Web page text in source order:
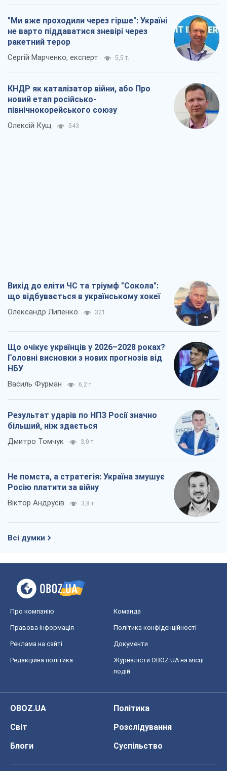
"Ми вже проходили через гірше": Україні
не варто піддаватися зневірі через
ракетний терор
Сергій Марченко, експерт 5,5 т.
КНДР як каталізатор війни, або Про
новий етап російсько-
північнокорейського союзу
Олексій Кущ 543
Вихід до еліти ЧС та тріумф "Сокола":
що відбувається в українському хокеї
Олександр Липенко 321
Що очікує українців у 2026–2028 роках?
Головні висновки з нових прогнозів від
НБУ
Василь Фурман 6,2 т.
Результат ударів по НПЗ Росії значно
більший, ніж здається
Дмитро Томчук 3,0 т.
Не помста, а стратегія: Україна змушує
Росію платити за війну
Віктор Андрусів 3,8 т.
Всі думки
Про компанію Команда
Правова інформація Політика конфіденційності
Реклама на сайті Документи
Редакційна політика
Журналісти OBOZ.UA на місці
подій
OBOZ.UA
Політика
Світ
Розслідування
Блоги
Суспільство